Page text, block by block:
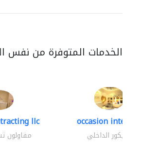
الخدمات المتوفرة من نفس
llc
مقاولون
occasion interiors
الديكور الداخلي